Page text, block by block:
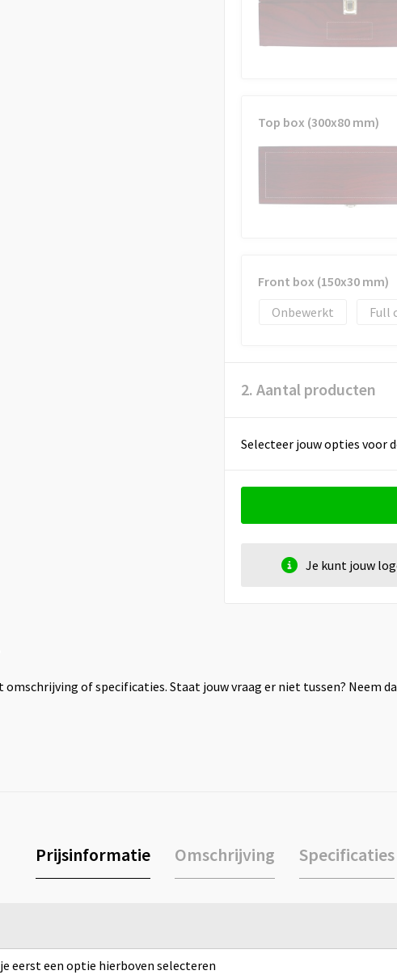
Top box (300x80 mm)
Front box (150x30 mm)
Onbewerkt
Full
2. Aantal producten
Selecteer jouw opties voor
Je kunt jouw
of specificaties. Staat jouw vraag er niet tussen? Neem
Prijsinformatie Omschrijving Specificaties
eerst een optie hierboven selecteren